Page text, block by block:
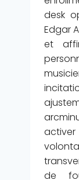
desk
Edgar
et
de